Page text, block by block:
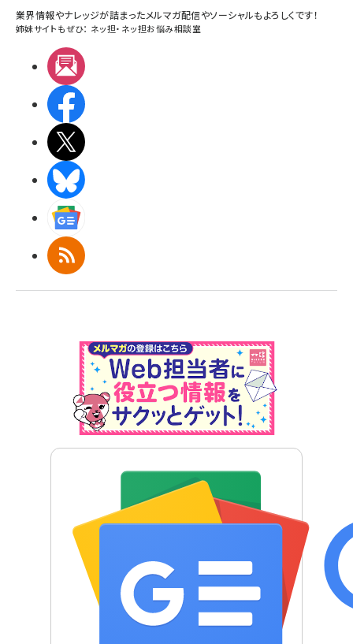
業界情報やナレッジが詰まったメルマガ配信やソーシャルもよろしくです！
姉妹サイトもぜひ： ネッ担・ ネッ担お悩み相談室
RSS